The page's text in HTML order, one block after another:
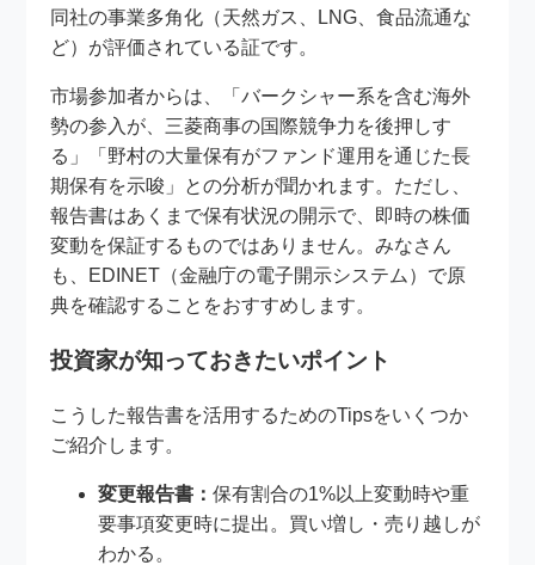
同社の事業多角化（天然ガス、LNG、食品流通な
ど）が評価されている証です。
市場参加者からは、「バークシャー系を含む海外
勢の参入が、三菱商事の国際競争力を後押しす
る」「野村の大量保有がファンド運用を通じた長
期保有を示唆」との分析が聞かれます。ただし、
報告書はあくまで保有状況の開示で、即時の株価
変動を保証するものではありません。みなさん
も、EDINET（金融庁の電子開示システム）で原
典を確認することをおすすめします。
投資家が知っておきたいポイント
こうした報告書を活用するためのTipsをいくつか
ご紹介します。
変更報告書：保有割合の1%以上変動時や重
要事項変更時に提出。買い増し・売り越しが
わかる。